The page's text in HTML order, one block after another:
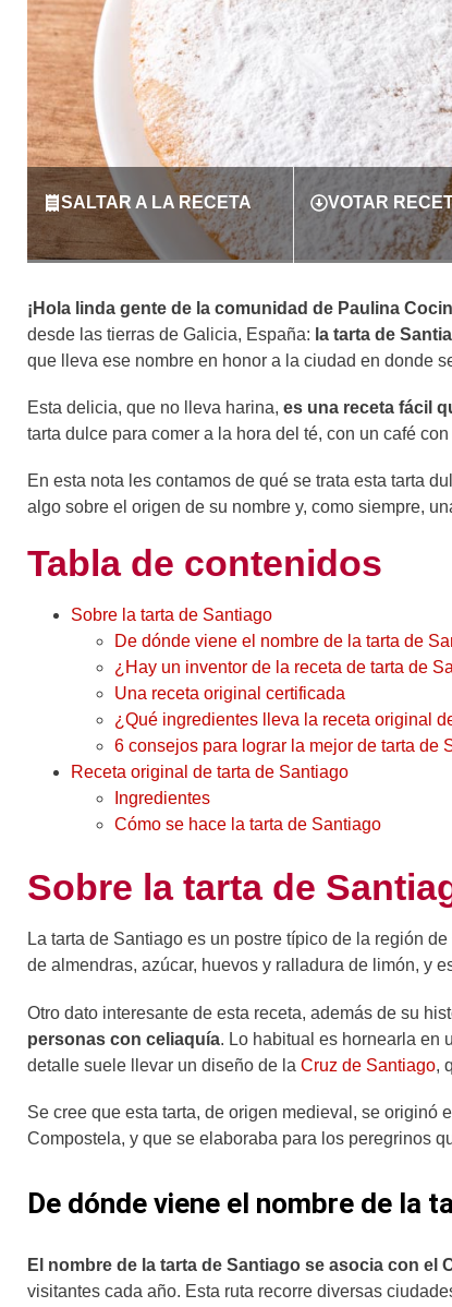
SALTAR A LA RECETA VOTAR
¡Hola linda gente de la comunidad de Paulina
desde las tierras de Galicia, España: la tarta de
que lleva ese nombre en honor a la ciudad en donde
Esta delicia, que no lleva harina, es una receta fácil
tarta dulce para comer a la hora del té, con un café
En esta nota les contamos de qué se trata esta tarta
algo sobre el origen de su nombre y, como siempre,
Tabla de contenidos
Sobre la tarta de Santiago
De dónde viene el nombre de la tarta de
¿Hay un inventor de la receta de tarta de
Una receta original certificada
¿Qué ingredientes lleva la receta original
6 consejos para lograr la mejor de tarta de
Receta original de tarta de Santiago
Ingredientes
Cómo se hace la tarta de Santiago
Sobre la tarta de
La tarta de Santiago es un postre típico de la región
de almendras, azúcar, huevos y ralladura de limón, y
Otro dato interesante de esta receta, además de su
personas con celiaquía. Lo habitual es hornearla en
detalle suele llevar un diseño de la Cruz de Santiago,
Se cree que esta tarta, de origen medieval, se originó
Compostela, y que se elaboraba para los peregrinos
De dónde viene el nombre de la
El nombre de la tarta de Santiago se asocia con el
visitantes cada año. Esta ruta recorre diversas